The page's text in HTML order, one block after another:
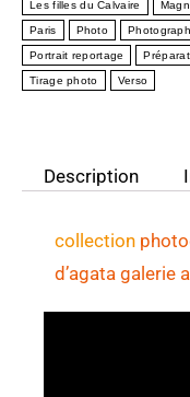
Les filles du Calvaire
Paris Photo
Portrait reportage
Tirage photo Verso
Description
collection
d’agata galerie